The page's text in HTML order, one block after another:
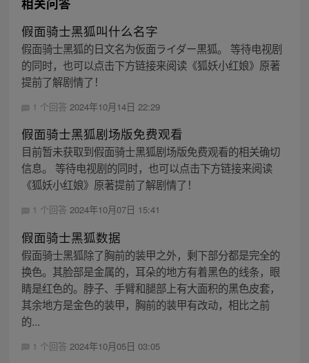
假面骑士黑狐叫什么名字
假面骑士黑狐的日文名为仮面ライダー黒狐。 等待电视剧
的同时，也可以点击下方链接来阅读《狐妖小红娘》原著
提前了解剧情了！
1 个回答 2024年10月14日 22:29
假面骑士黑狐剧场版免费观看
目前暂未获取到假面骑士黑狐剧场版免费观看的相关确切
信息。 等待电视剧的同时，也可以点击下方链接来阅读
《狐妖小红娘》原著提前了解剧情了！
1 个回答 2024年10月07日 15:41
假面骑士黑狐数据
假面骑士黑狐除了胸前的装甲之外，剩下部分都是完全的
换色。其脸部是金属的，耳朵的地方有着黑色的线条，眼
睛是红色的。脖子、手臂和腿部上有大面积的黑色皮套，
其余地方是金色的装甲，胸前的装甲有改动，相比之前
的...
1 个回答 2024年10月05日 03:05